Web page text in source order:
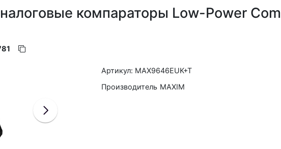
компараторы Low-Power
Артикул: MAX9646EUK+T
Производитель MAXIM